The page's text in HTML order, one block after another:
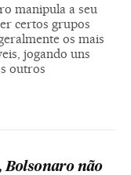
manipula a seu
certos grupos
os mais
jogando uns
outros
Bolsonaro não